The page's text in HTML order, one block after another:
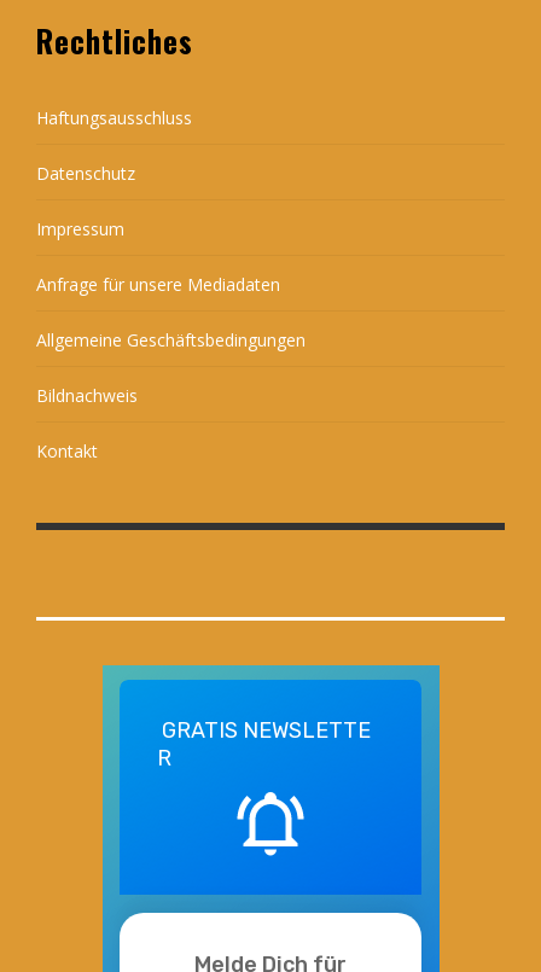
Rechtliches
Haftungsausschluss
Datenschutz
Impressum
Anfrage für unsere Mediadaten
Allgemeine Geschäftsbedingungen
Bildnachweis
Kontakt
GRATIS NEWSLETTE
R
Melde Dich für